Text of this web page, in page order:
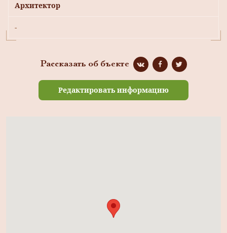
Архитектор
-
Рассказать об бъекте
Редактировать информацию